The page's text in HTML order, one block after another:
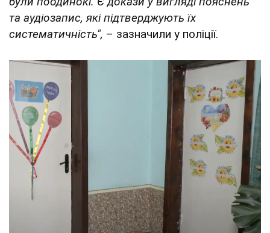
та аудіозапис, які підтверджують їх
систематичність", – зазначили у поліції.